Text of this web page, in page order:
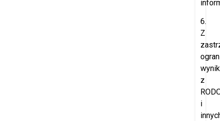
6.
Z
z
i